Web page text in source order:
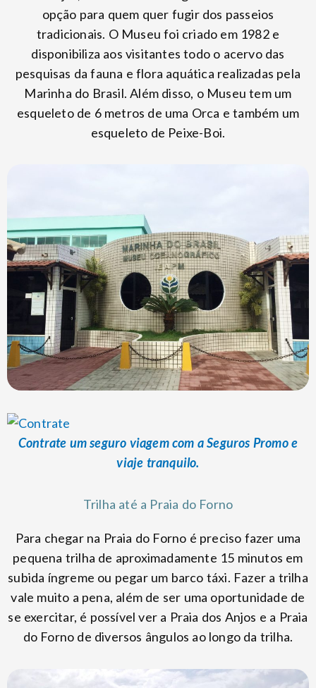
opção para quem quer fugir dos passeios
tradicionais. O Museu foi criado em 1982 e
disponibiliza aos visitantes todo o acervo das
pesquisas da fauna e flora aquática realizadas pela
Marinha do Brasil. Além disso, o Museu tem um
esqueleto de 6 metros de uma Orca e também um
esqueleto de Peixe-Boi.
Contrate um seguro viagem com a Seguros Promo e
viaje tranquilo.
Trilha até a Praia do Forno
Para chegar na Praia do Forno é preciso fazer uma
pequena trilha de aproximadamente 15 minutos em
subida íngreme ou pegar um barco táxi. Fazer a trilha
vale muito a pena, além de ser uma oportunidade de
se exercitar, é possível ver a Praia dos Anjos e a Praia
do Forno de diversos ângulos ao longo da trilha.